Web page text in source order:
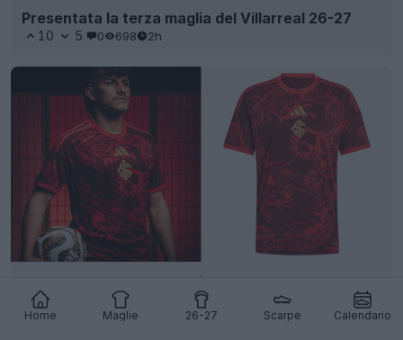
Home Maglie 26-27 Scarpe Calendario
Presentata la terza maglia del Villarreal 26-27
10 5 0 698 2h
Presentata la terza maglia "Dragon"
dell’Internacional 26-27
23 0 1.9K